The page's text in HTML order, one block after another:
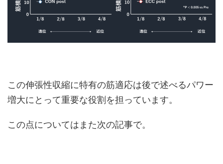
この伸張性収縮に特有の筋適応は後で述べるパワー
増大にとって重要な役割を担っています。
この点についてはまた次の記事で。